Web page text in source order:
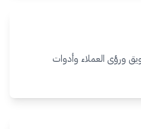
ورؤى العملاء وأدوات